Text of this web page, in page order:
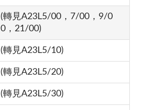
(轉見A23L5/00，7/00，9/0
0，21/00)
(轉見A23L5/10)
(轉見A23L5/20)
(轉見A23L5/30)